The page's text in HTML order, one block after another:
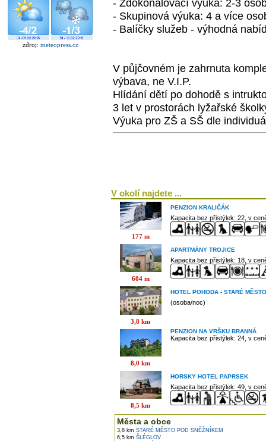
zdroj: meteopress.cz
- Zdokonalovací výuka: 2-3
- Skupinová výuka: 4 a více
- Balíčky služeb - výhodná
V půjčovném je zahrnuta
výbava, ne V.I.P.
Hlídání dětí po dohodě s
3 let v prostorách lyžařské
Výuka pro ZŠ a SŠ dle
V okolí najdete ...
177 m
PENZION KRALIČÁK
Kapacita bez přistýlek: 22, v
604 m
APARTMÁNY TROJICE
Kapacita bez přistýlek: 18, v
3,8 km
HOTEL POHODA - STARÉ
(osoba/noc)
8,0 km
PENZION NA VRŠKU BRANNÁ
Kapacita bez přistýlek: 24, v
8,5 km
HORSKY HOTEL PAPRSEK
Kapacita bez přistýlek: 49, v
Města a obce
3,8 km STARÉ MĚSTO POD SNĚŽNÍKEM
6,5 km ŠLÉGLOV